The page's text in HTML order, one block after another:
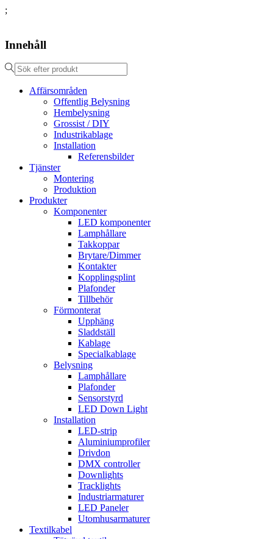
;
Innehåll
Affärsområden
Offentlig Belysning
Hembelysning
Grossist / DIY
Industrikablage
Installation
Referensbilder
Tjänster
Montering
Produktion
Produkter
Komponenter
LED komponenter
Lamphållare
Takkoppar
Brytare/Dimmer
Kontakter
Kopplingsplint
Plafonder
Tillbehör
Förmonterat
Upphäng
Sladdställ
Kablage
Specialkablage
Belysning
Lamphållare
Plafonder
Sensorstyrd
LED Down Light
Installation
LED-strip
Aluminiumprofiler
Drivdon
DMX controller
Downlights
Tracklights
Industriarmaturer
LED Paneler
Utomhusarmaturer
Textilkabel